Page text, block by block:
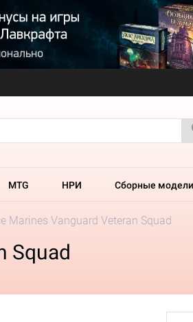
MTG НРИ Сборные модели
Marines Vanguard Veteran Squad
Squad